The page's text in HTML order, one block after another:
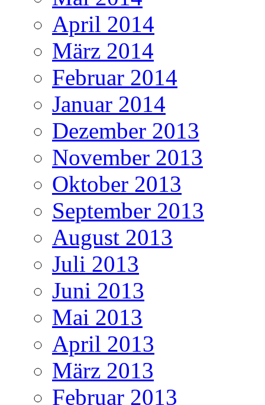
April 2014
März 2014
Februar 2014
Januar 2014
Dezember 2013
November 2013
Oktober 2013
September 2013
August 2013
Juli 2013
Juni 2013
Mai 2013
April 2013
März 2013
Februar 2013